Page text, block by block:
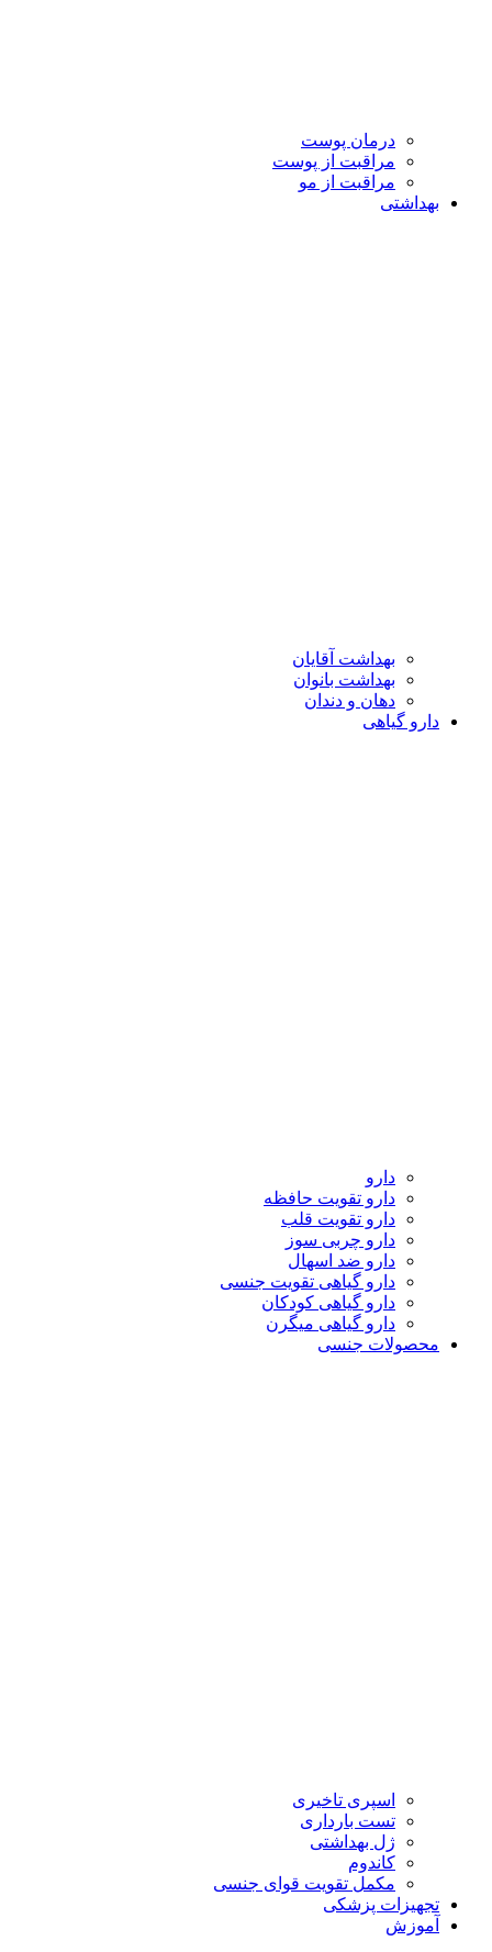
درمان پوست
مراقبت از پوست
مراقبت از مو
بهداشتی
بهداشت آقایان
بهداشت بانوان
دهان و دندان
دارو گیاهی
دارو
دارو تقویت حافظه
دارو تقویت قلب
دارو چربی سوز
دارو ضد اسهال
دارو گیاهی تقویت جنسی
دارو گیاهی کودکان
دارو گیاهی میگرن
محصولات جنسی
اسپری تاخیری
تست بارداری
ژل بهداشتی
کاندوم
مکمل تقویت قوای جنسی
تجهیزات پزشکی
آموزش